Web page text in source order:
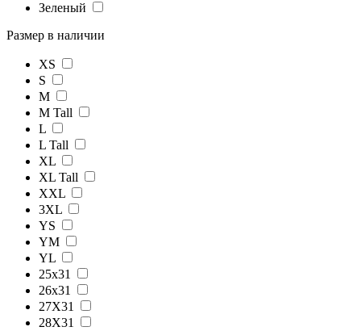
Зеленый
Размер в наличии
XS
S
M
M Tall
L
L Tall
XL
XL Tall
XXL
3XL
YS
YM
YL
25x31
26x31
27X31
28X31